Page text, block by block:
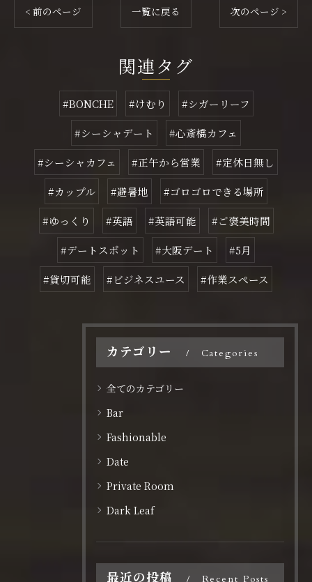
< 前のページ 一覧に戻る 次のページ >
関連タグ
#BONCHE #けむり
#シガーリーフ
#シーシャデート
#心斎橋カフェ
#シーシャカフェ
#正午から営業
#定休日無し
#カップル
#避暑地
#ゴロゴロできる場所
#ゆっくり
#英語 #英語可能
#ご褒美時間
#デートスポット
#大阪デート
#5月
#貸切可能
#ビジネスユース #作業スペース
カテゴリー Categories
全てのカテゴリー
Bar
Fashionable
Date
Private Room
Dark Leaf
最近の投稿 Recent Posts